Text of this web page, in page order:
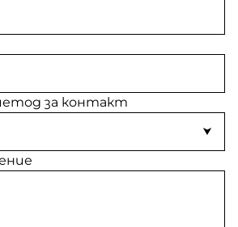
за контакт